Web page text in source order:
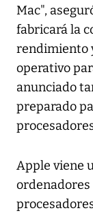
Mac",
fabricará la
rendimiento
operativo
anunciado
preparado
Apple viene
ordenadores